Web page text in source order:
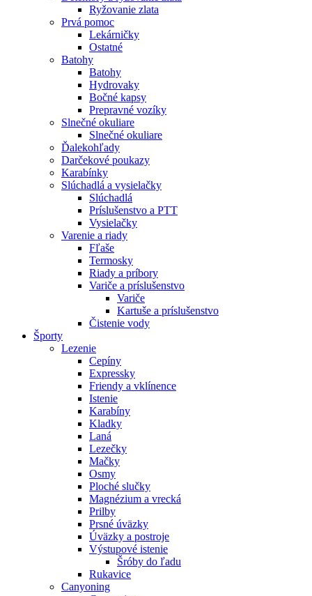
Ryžovanie zlata
Prvá pomoc
Lekárničky
Ostatné
Batohy
Batohy
Hydrovaky
Bočné kapsy
Prepravné vozíky
Slnečné okuliare
Slnečné okuliare
Ďalekohľady
Darčekové poukazy
Karabínky
Slúchadlá a vysielačky
Slúchadlá
Príslušenstvo a PTT
Vysielačky
Varenie a riady
Fľaše
Termosky
Riady a príbory
Variče a príslušenstvo
Variče
Kartuše a príslušenstvo
Čistenie vody
Športy
Lezenie
Cepíny
Expressky
Friendy a vklínence
Istenie
Karabíny
Kladky
Laná
Lezečky
Mačky
Osmy
Ploché slučky
Magnézium a vrecká
Prilby
Prsné úväzky
Úväzky a postroje
Výstupové istenie
Šróby do ľadu
Rukavice
Canyoning